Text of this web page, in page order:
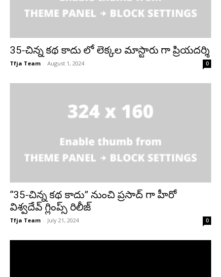
35-చిన్న కథ కాదు లో లెక్కల మాస్టారు గా ప్రియదర్శి
Tfja Team - August 1, 2024 0
“35-చిన్న కథ కాదు” నుంచి ప్రసాద్ గా హీరో
విశ్వదేవ్ గ్లింప్స్ రిలీజ్
Tfja Team - July 21, 2024 0